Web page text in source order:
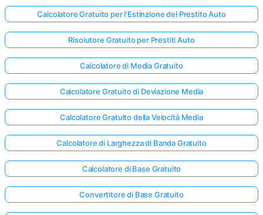
la Tua
Prima
Calcolatore Gratuito per l'Estinzione del Prestito Auto
Risolutore Gratuito per Prestiti Auto
Calcolatore di Media Gratuito
Calcolatore Gratuito di Deviazione Media
Calcolatore Gratuito della Velocità Media
Calcolatore di Larghezza di Banda Gratuito
Calcolatore di Base Gratuito
Convertitore di Base Gratuito